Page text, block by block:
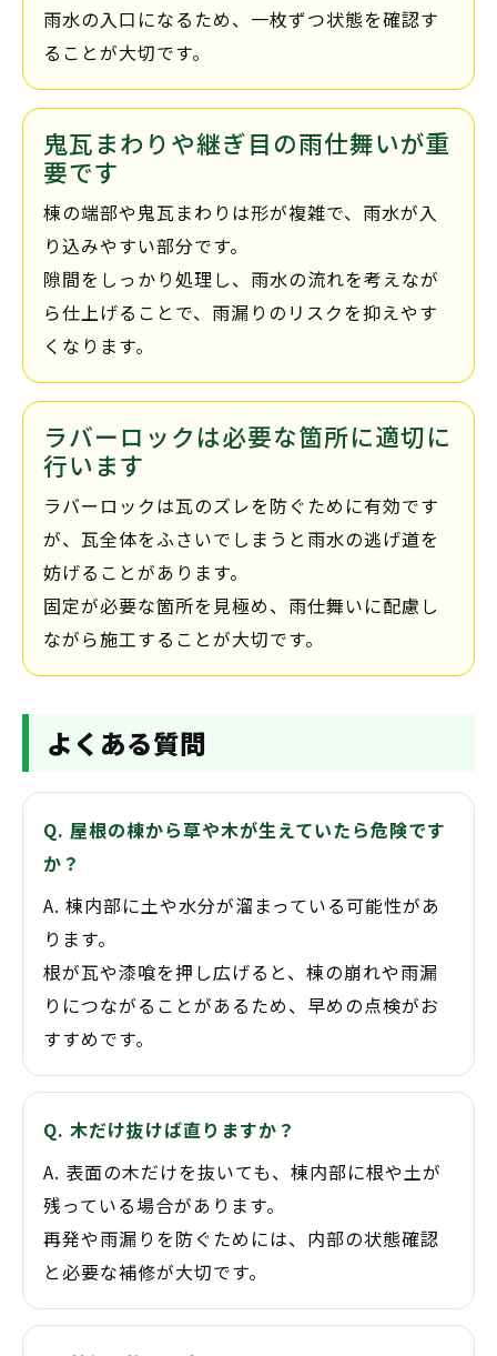
雨水の入口になるため、一枚ずつ状態を確認す
ることが大切です。
鬼瓦まわりや継ぎ目の雨仕舞いが重
要です
棟の端部や鬼瓦まわりは形が複雑で、雨水が入
り込みやすい部分です。
隙間をしっかり処理し、雨水の流れを考えなが
ら仕上げることで、雨漏りのリスクを抑えやす
くなります。
ラバーロックは必要な箇所に適切に
行います
ラバーロックは瓦のズレを防ぐために有効です
が、瓦全体をふさいでしまうと雨水の逃げ道を
妨げることがあります。
固定が必要な箇所を見極め、雨仕舞いに配慮し
ながら施工することが大切です。
よくある質問
Q. 屋根の棟から草や木が生えていたら危険です
か？
A. 棟内部に土や水分が溜まっている可能性があ
ります。
根が瓦や漆喰を押し広げると、棟の崩れや雨漏
りにつながることがあるため、早めの点検がお
すすめです。
Q. 木だけ抜けば直りますか？
A. 表面の木だけを抜いても、棟内部に根や土が
残っている場合があります。
再発や雨漏りを防ぐためには、内部の状態確認
と必要な補修が大切です。